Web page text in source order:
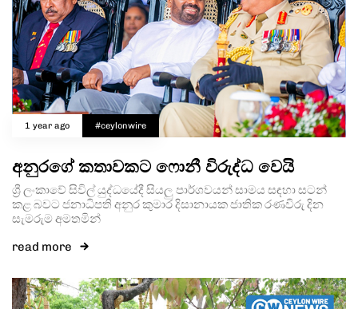
Type and hit enter
1 year ago #ceylonwire
අනුරගේ කතාවකට ෆොනී විරුද්ධ වෙයි
ශ්‍රී ලංකාවේ සිවිල් යුද්ධයේදී සියලු පාර්ශවයන් සාමය සඳහා සටන්
කළ බවට ජනාධිපති අනුර කුමාර දිසානායක ජාතික රණවිරු දින
සැමරුම අමතමින්
read more